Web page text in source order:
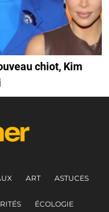
chiot, Kim
ART ASTUCES
ÉCOLOGIE